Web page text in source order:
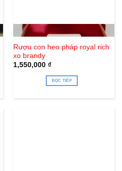
Hết hàng
Rượu con heo pháp royal rich
xo brandy
1,550,000 ₫
ĐỌC TIẾP